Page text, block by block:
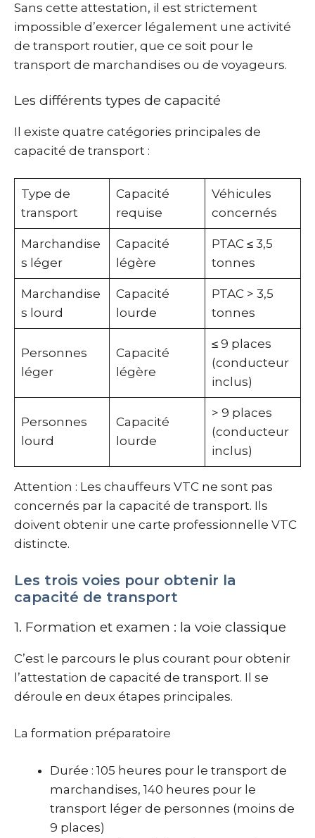
Sans cette attestation, il est strictement
impossible d’exercer légalement une activité
de transport routier, que ce soit pour le
transport de marchandises ou de voyageurs.
Les différents types de capacité
Il existe quatre catégories principales de
capacité de transport :
Type de
transport
Capacité
requise
Véhicules
concernés
Marchandise
s léger
Capacité
légère
PTAC ≤ 3,5
tonnes
Marchandise
s lourd
Capacité
lourde
PTAC > 3,5
tonnes
Personnes
léger
Capacité
légère
≤ 9 places
(conducteur
inclus)
Personnes
lourd
Capacité
lourde
> 9 places
(conducteur
inclus)
Attention : Les chauffeurs VTC ne sont pas
concernés par la capacité de transport. Ils
doivent obtenir une carte professionnelle VTC
distincte.
Les trois voies pour obtenir la
capacité de transport
1. Formation et examen : la voie classique
C’est le parcours le plus courant pour obtenir
l’attestation de capacité de transport. Il se
déroule en deux étapes principales.
La formation préparatoire
Durée : 105 heures pour le transport de
marchandises, 140 heures pour le
transport léger de personnes (moins de
9 places)